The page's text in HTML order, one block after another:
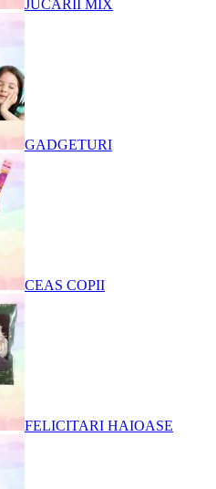
JUCARII MIX
GADGETURI
CEAS COPII
FELICITARI HAIOASE